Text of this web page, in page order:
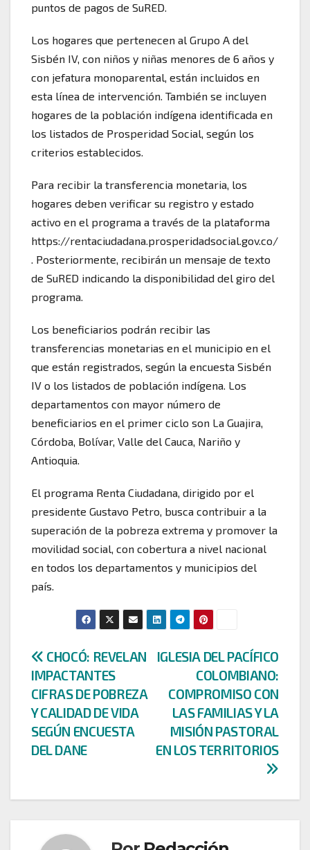
puntos de pagos de SuRED.
Los hogares que pertenecen al Grupo A del
Sisbén IV, con niños y niñas menores de 6 años y
con jefatura monoparental, están incluidos en
esta línea de intervención. También se incluyen
hogares de la población indígena identificada en
los listados de Prosperidad Social, según los
criterios establecidos.
Para recibir la transferencia monetaria, los
hogares deben verificar su registro y estado
activo en el programa a través de la plataforma
https://rentaciudadana.prosperidadsocial.gov.co/
. Posteriormente, recibirán un mensaje de texto
de SuRED indicando la disponibilidad del giro del
programa.
Los beneficiarios podrán recibir las
transferencias monetarias en el municipio en el
que están registrados, según la encuesta Sisbén
IV o los listados de población indígena. Los
departamentos con mayor número de
beneficiarios en el primer ciclo son La Guajira,
Córdoba, Bolívar, Valle del Cauca, Nariño y
Antioquia.
El programa Renta Ciudadana, dirigido por el
presidente Gustavo Petro, busca contribuir a la
superación de la pobreza extrema y promover la
movilidad social, con cobertura a nivel nacional
en todos los departamentos y municipios del
país.
Navegación
de
entradas
IGLESIA DEL PACÍFICO
COLOMBIANO:
COMPROMISO CON
LAS FAMILIAS Y LA
MISIÓN PASTORAL
EN LOS TERRITORIOS
CHOCÓ: REVELAN
IMPACTANTES
CIFRAS DE POBREZA
Y CALIDAD DE VIDA
SEGÚN ENCUESTA
DEL DANE